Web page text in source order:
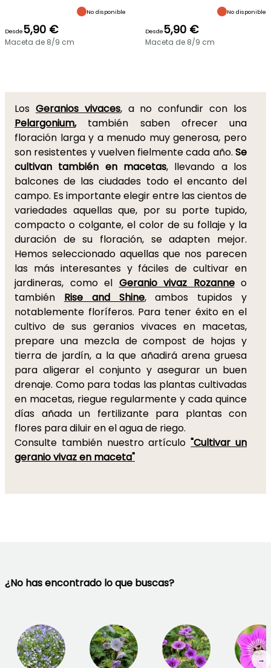
No disponible
Desde5,90 €
Maceta de 8/9 cm
No disponible
Desde5,90 €
Maceta de 8/9 cm
Los Geranios vivaces,a no confundir con los
Pelargonium,también saben ofrecer una
floración larga y a menudo muy generosa, pero
son resistentes y vuelven fielmente cada año. Se
cultivan también en macetas, llevando a los
balcones de las ciudades todo el encanto del
campo. Es importante elegir entre las cientos de
variedades aquellas que, por su porte tupido,
compacto o colgante, el color de su follaje y la
duración de su floración, se adapten mejor.
Hemos seleccionado aquellas que nos parecen
las más interesantes y fáciles de cultivar en
jardineras, como el Geranio vivaz Rozanneo
también Rise and Shine, ambos tupidos y
notablemente floríferos. Para tener éxito en el
cultivo de sus geranios vivaces en macetas,
prepare una mezcla de compost de hojas y
tierra de jardín, a la que añadirá arena gruesa
para aligerar el conjunto y asegurar un buen
drenaje. Como para todas las plantas cultivadas
en macetas, riegue regularmente y cada quince
días añada un fertilizante para plantas con
flores para diluir en el agua de riego.
Consulte también nuestro artículo"Cultivar un
geranio vivaz en maceta"
¿No has encontrado lo que buscas?
→